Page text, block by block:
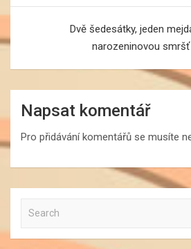
Dvě šedesátky, jeden
narozeninovou
Napsat komentář
Pro přidávání komentářů se musíte
a